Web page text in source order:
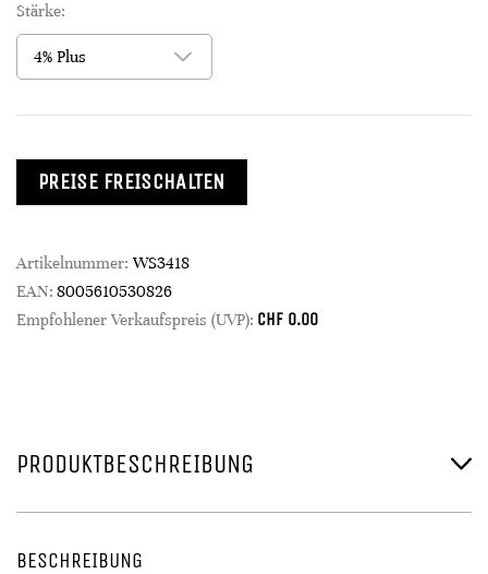
Stärke:
PREISE FREISCHALTEN
Artikelnummer: WS3418
EAN: 8005610530826
Empfohlener Verkaufspreis (UVP): CHF 0.00
PRODUKTBESCHREIBUNG
BESCHREIBUNG